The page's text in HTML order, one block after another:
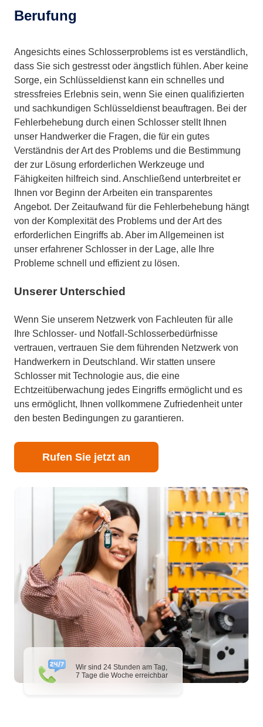
Wir sind 24 Stunden am Tag,
7 Tage die Woche erreichbar
Berufung
Angesichts eines Schlosserproblems ist es verständlich,
dass Sie sich gestresst oder ängstlich fühlen. Aber keine
Sorge, ein Schlüsseldienst kann ein schnelles und
stressfreies Erlebnis sein, wenn Sie einen qualifizierten
und sachkundigen Schlüsseldienst beauftragen. Bei der
Fehlerbehebung durch einen Schlosser stellt Ihnen
unser Handwerker die Fragen, die für ein gutes
Verständnis der Art des Problems und die Bestimmung
der zur Lösung erforderlichen Werkzeuge und
Fähigkeiten hilfreich sind. Anschließend unterbreitet er
Ihnen vor Beginn der Arbeiten ein transparentes
Angebot. Der Zeitaufwand für die Fehlerbehebung hängt
von der Komplexität des Problems und der Art des
erforderlichen Eingriffs ab. Aber im Allgemeinen ist
unser erfahrener Schlosser in der Lage, alle Ihre
Probleme schnell und effizient zu lösen.
Unserer Unterschied
Wenn Sie unserem Netzwerk von Fachleuten für alle
Ihre Schlosser- und Notfall-Schlosserbedürfnisse
vertrauen, vertrauen Sie dem führenden Netzwerk von
Handwerkern in Deutschland. Wir statten unsere
Schlosser mit Technologie aus, die eine
Echtzeitüberwachung jedes Eingriffs ermöglicht und es
uns ermöglicht, Ihnen vollkommene Zufriedenheit unter
den besten Bedingungen zu garantieren.
Rufen Sie jetzt an